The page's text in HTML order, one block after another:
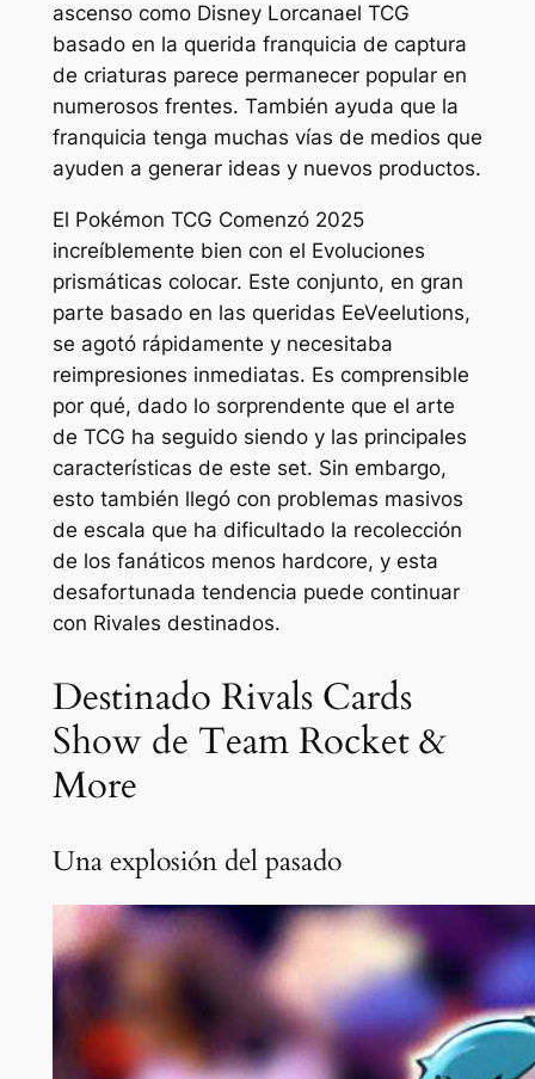
ascenso como Disney Lorcanael TCG
basado en la querida franquicia de captura
de criaturas parece permanecer popular en
numerosos frentes. También ayuda que la
franquicia tenga muchas vías de medios que
ayuden a generar ideas y nuevos productos.
El Pokémon TCG Comenzó 2025
increíblemente bien con el Evoluciones
prismáticas colocar. Este conjunto, en gran
parte basado en las queridas EeVeelutions,
se agotó rápidamente y necesitaba
reimpresiones inmediatas. Es comprensible
por qué, dado lo sorprendente que el arte
de TCG ha seguido siendo y las principales
características de este set. Sin embargo,
esto también llegó con problemas masivos
de escala que ha dificultado la recolección
de los fanáticos menos hardcore, y esta
desafortunada tendencia puede continuar
con Rivales destinados.
Destinado Rivals Cards
Show de Team Rocket &
More
Una explosión del pasado